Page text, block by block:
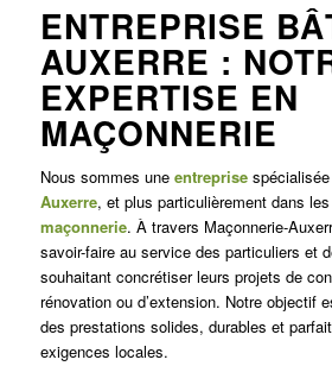
ENTREPRISE
AUXERRE :
EXPERTISE EN
MAÇONNERIE
Nous sommes une entreprise
Auxerre, et plus particulièrement dans
maçonnerie. À travers Maçonnerie-
savoir-faire au service des particuliers et
souhaitant concrétiser leurs projets de
rénovation ou d’extension. Notre objectif
des prestations solides, durables et
exigences locales.